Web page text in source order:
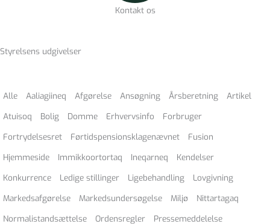
Kontakt os
Styrelsens udgivelser
Alle Aaliagiineq Afgørelse Ansøgning Årsberetning
Artikel
Atuisoq
Bolig Domme Erhvervsinfo
Forbruger
Fortrydelsesret
Førtidspensionsklagenævnet
Fusion
Hjemmeside
Immikkoortortaq Ineqarneq
Kendelser
Konkurrence
Ledige stillinger Ligebehandling
Lovgivning
Markedsafgørelse
Markedsundersøgelse Miljø
Nittartagaq
Normalistandsættelse
Ordensregler Pressemeddelelse